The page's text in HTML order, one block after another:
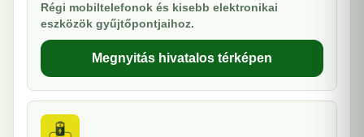
Régi mobiltelefonok és kisebb elektronikai
eszközök gyűjtőpontjaihoz.
Megnyitás hivatalos térképen